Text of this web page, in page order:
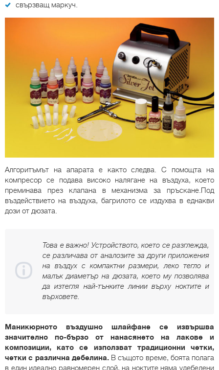
свързващ маркуч.
Алгоритъмът на апарата е както следва. С помощта на
компресор се подава високо налягане на въздуха, което
преминава през клапана в механизма за пръскане.Под
въздействието на въздуха, багрилото се издухва в еднакви
дози от дюзата.
Това е важно! Устройството, което се разглежда,
се различава от аналозите за други приложения
на въздух с компактни размери, леко тегло и
малък диаметър на дюзата, което му позволява
да изтегля най-тънките линии върху ноктите и
върховете.
Маникюрното въздушно шлайфане се извършва
значително по-бързо от нанасянето на лакове и
композиции, като се използват традиционни четки,
четки с различна дебелина.В същото време, боята полага
в един идеално равномерен слой, на ноктите няма удебелени